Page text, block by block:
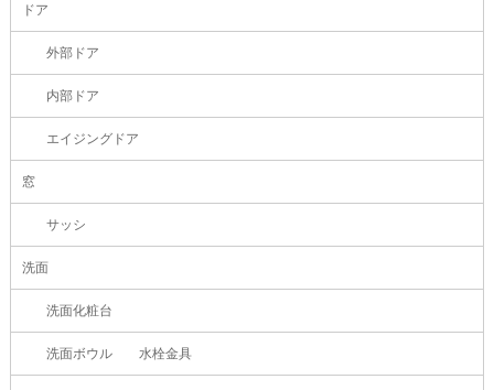
ドア
外部ドア
内部ドア
エイジングドア
窓
サッシ
洗面
洗面化粧台
洗面ボウル 水栓金具